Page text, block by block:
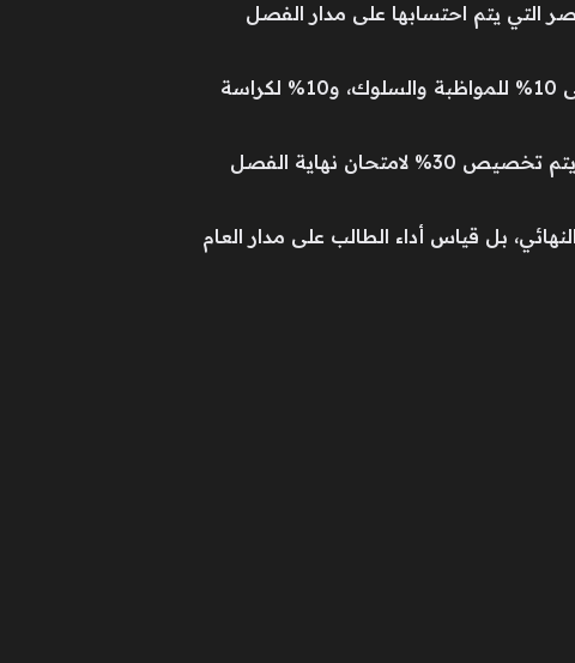
التي يتم احتسابها على مدار الفصل
ويشمل توزيع الدرجات نسبة 15% للاختبار الشهري الأول، و15% للاختبار الشهري الثاني، بالإضافة إلى 10% للمواظبة والسلوك، و10% لكراسة
كما تخصص الوزارة نسبة 20% للاختبارات الأسبوعية التي يتم تنفيذها طوال الفصل الدراسي، بينما يتم تخصيص 30% لامتحان نهاية الفصل
بل قياس أداء الطالب على مدار العام